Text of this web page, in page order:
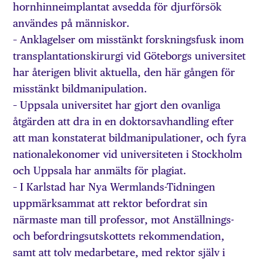
hornhinneimplantat avsedda för djurförsök
användes på människor.
– Anklagelser om misstänkt forskningsfusk inom
transplantationskirurgi vid Göteborgs universitet
har återigen blivit aktuella, den här gången för
misstänkt bildmanipulation.
– Uppsala universitet har gjort den ovanliga
åtgärden att dra in en doktorsavhandling efter
att man konstaterat bildmanipulationer, och fyra
nationalekonomer vid universiteten i Stockholm
och Uppsala har anmälts för plagiat.
– I Karlstad har Nya Wermlands-Tidningen
uppmärksammat att rektor befordrat sin
närmaste man till professor, mot Anställnings-
och befordringsutskottets rekommendation,
samt att tolv medarbetare, med rektor själv i